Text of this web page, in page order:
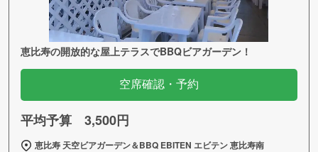
恵比寿の開放的な屋上テラスでBBQビアガーデン！
空席確認・予約
平均予算 3,500円
恵比寿 天空ビアガーデン＆BBQ EBITEN エビテン 恵比寿南